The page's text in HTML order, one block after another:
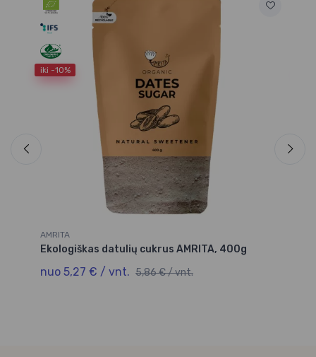
iki -10%
AMRITA
Ekologiškas datulių cukrus AMRITA, 400g
nuo 5,27 € / vnt. 5,86 € / vnt.